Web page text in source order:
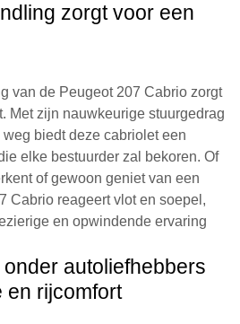
zorgt voor een
van de Peugeot 207 Cabrio zorgt
Met zijn nauwkeurige stuurgedrag
biedt deze cabriolet een
elke bestuurder zal bekoren. Of
of gewoon geniet van een
Cabrio reageert vlot en soepel,
en opwindende ervaring
autoliefhebbers
en rijcomfort